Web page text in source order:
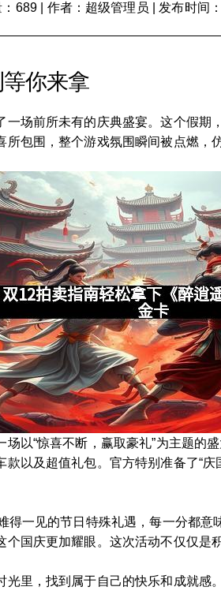
：689 作者：超级管理员 发布时间
你来拿
场前所未有的庆典盛宴。这个假
包围，整个游戏氛围瞬间被点燃，
以“惊喜不断，赢取豪礼”为主题的
以及超值礼包。官方特别准备了“
得一见的节日特殊礼遇，每一分都
国庆更加耀眼。这次活动不仅仅是
里，找到属于自己的快乐和成就感。